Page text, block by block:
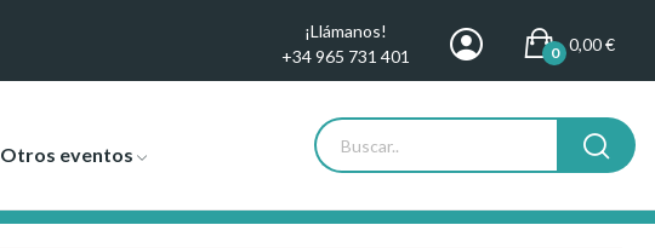
¡Llámanos!
+34 965 731 401
0,00 €
0
Otros eventos